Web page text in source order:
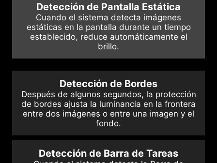
Detección de Pantalla Estática
Cuando el sistema detecta imágenes
estáticas en la pantalla durante un tiempo
establecido, reduce automáticamente el
brillo.
Detección de Bordes
Después de algunos segundos, la protección
de bordes ajusta la luminancia en la frontera
entre dos imágenes o entre una imagen y el
fondo.
Detección de Barra de Tareas